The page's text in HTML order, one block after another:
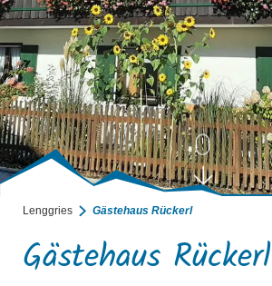
Lenggries Gästehaus Rückerl
Gästehaus Rückerl